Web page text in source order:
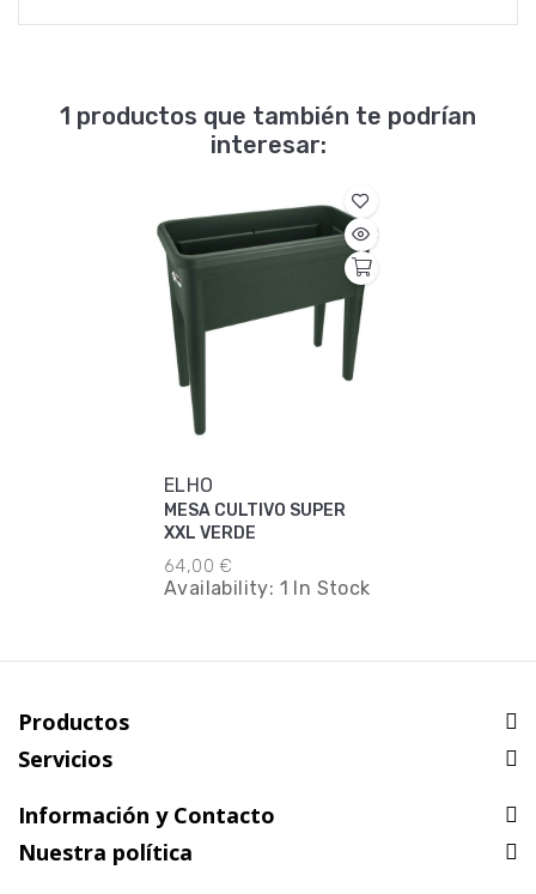
1 productos que también te podrían
interesar:
ELHO
MESA CULTIVO SUPER
XXL VERDE
64,00 €
Availability: 1 In Stock
Productos
Servicios
Información y Contacto
Nuestra política